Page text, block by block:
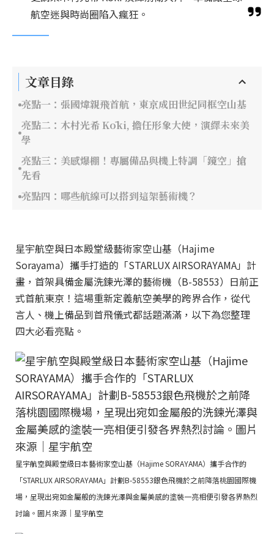
航空迷與時尚圈陷入瘋狂。
文章目錄
亮點一：張國煒親飛首航，東京成田世紀同框空山基
亮點二：木村光希 Kōki, 擔任形象大使，演繹未來美
學
亮點三：美感爆棚！專屬備品與機上特調「鏡空」搶
先看
亮點四：哪些航線可以搭到這架藝術機？
星宇航空與日本殿堂級藝術家空山基（Hajime
Sorayama）攜手打造的「STARLUX AIRSORAYAMA」計
畫，首架具備金屬洗鍊光澤的藝術機（B-58553）日前正
式首航東京！這場重新定義航空美學的跨界合作，從代
言人、機上備品到首飛儀式都話題滿滿，以下為您整理
四大必看亮點。
星宇航空與殿堂級日本藝術家空山基（Hajime SORAYAMA）攜手合作的
「STARLUX AIRSORAYAMA」計劃B-58553銀色飛機於之前降落桃園國際機
場，呈現出宛如金屬般的洗鍊光澤與金屬美感的塗裝一亮相便引發各界熱烈
討論。圖片來源｜星宇航空